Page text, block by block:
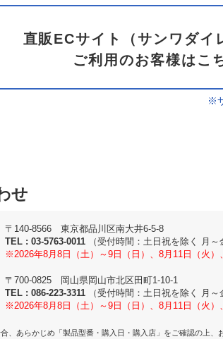
直販ECサイト（サンワダイ
ご利用のお客様はこ
※
せ
〒140-8566 東京都品川区南大井6-5-8
TEL :03-5763-0011
（受付時間：土日祝を除く 月～
※2026年8月8日（土）～9日（日）、8月11日（火）
〒700-0825 岡山県岡山市北区田町1-10-1
TEL :086-223-3311
（受付時間：土日祝を除く 月～
※2026年8月8日（土）～9日（日）、8月11日（火）
あらかじめ「製品型番・購入日・購入店」をご確認の上、